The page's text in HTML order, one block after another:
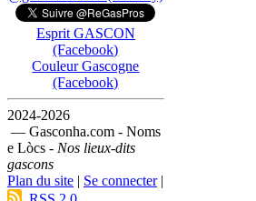
Esprit GASCON
(Facebook)
Couleur Gascogne
(Facebook)
2024-2026
— Gasconha.com - Noms
e Lòcs - Nos lieux-dits
gascons
Plan du site | Se connecter|